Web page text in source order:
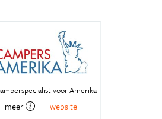
voor Amerika
meer website